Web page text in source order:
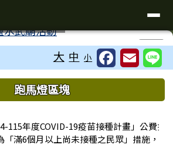
⏸
大 中 小
跑馬燈區塊
115年度COVID-19疫苗接種計畫」公費接
滿6個月以上尚未接種之民眾」措施，延